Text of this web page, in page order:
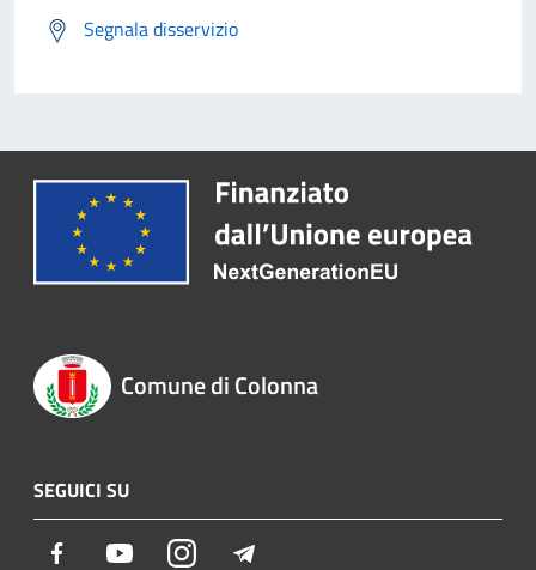
Segnala disservizio
Comune di Colonna
SEGUICI SU
Facebook YoutubeInstagram